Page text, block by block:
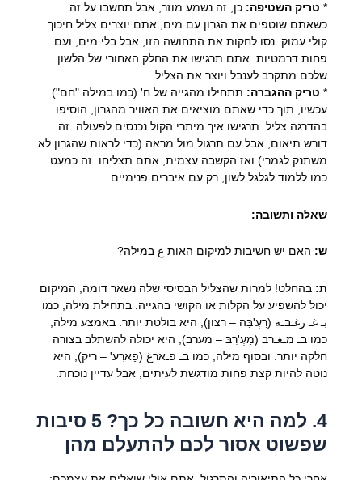
* טריק השטיפה: כן, זה נשמע מוזר, אבל תחשבו על זה.
כשאתם שוטפים את הגרון עם מים, אתם יוצרים צליל חיכוך
קולי עמוק. נסו לחקות את התחושה הזו, אבל בלי מים, ועם
פחות דרמטיות. אתם תרגישו את החלק האחורי של הלשון
שלכם מתקרב לענבל ויוצר את הצליל.
* טריק ההגברה: תתחילו מהגייה של ח' (כמו במילה "חם").
עכשיו, תוך כדי שאתם מוציאים את האוויר מהגרון, הוסיפו
בהדרגה צליל. תרגישו איך מיתרי הקול נכנסים לפעולה. זה
דורש תיאום, אבל עם תרגול מול מראה (כדי לראות שהגרון לא
משתנק לגמרי) ואז הקשבה עצמית, אתם תצליחו. זה כמעט
כמו ללמוד לגלגל לשון, רק עם איברים פנימיים.
שאלה ותשובה:
ש: האם יש חשיבות למיקום האות غ במילה?
ת: בהחלט! למרות שהצליל הבסיסי שלה נשאר דומה, המיקום
יכול להשפיע על הקלות או הקושי בהגייה. בתחילת מילה, כמו
بـ غـ رغـבـة (רַעְ'בַּה – רצון), היא בולטת יותר. באמצע מילה,
כמו בـ מـغـרב (מַעְ'רִבּ – מערב), היא יכולה להשתלב בצורה
חלקה יותר. ובסוף מילה, כמו בـ פـארغ (פַארִע' – ריק), היא
נוטה להיות קצת פחות מודגשת לעיתים, אבל עדיין נוכחת.
4. למה היא חשובה כל כך? 5 סיבות
שפשוט אסור לכם להתעלם מהן